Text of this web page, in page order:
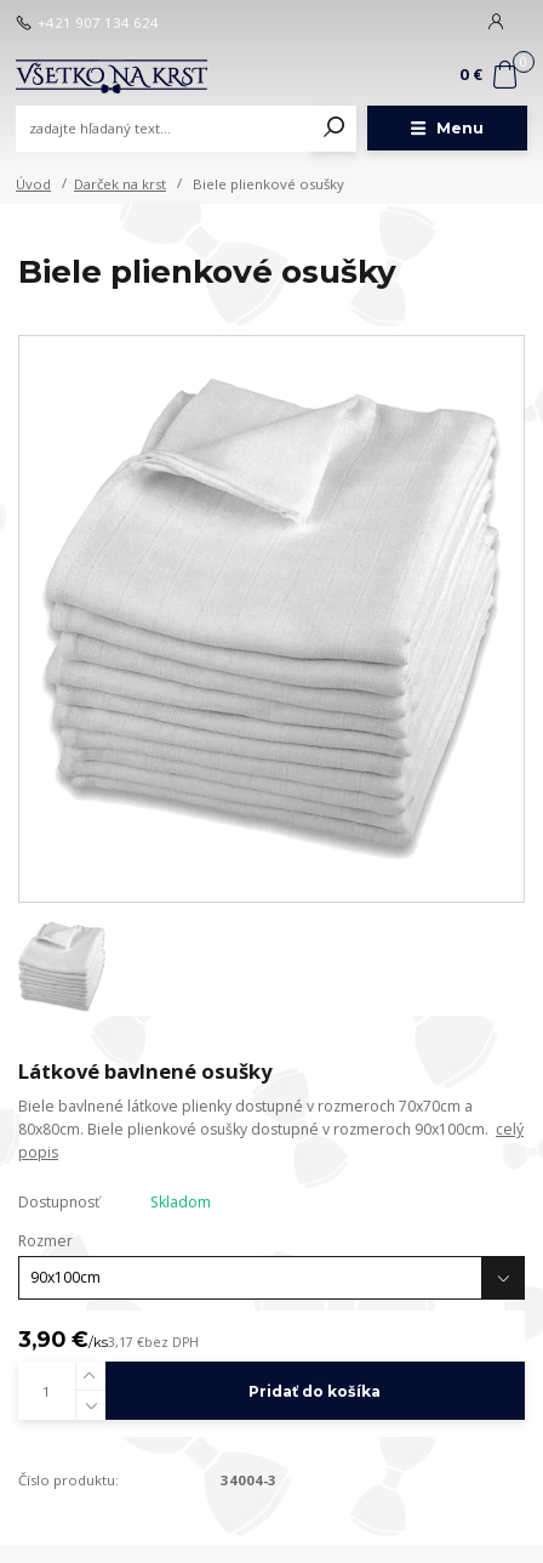
Menu
+421 907 134 624
0
0 €
Úvod Darček na krst Biele plienkové osušky
Biele plienkové osušky
Látkové bavlnené osušky
Biele bavlnené látkove plienky dostupné v rozmeroch 70x70cm a
80x80cm. Biele plienkové osušky dostupné v rozmeroch 90x100cm. celý
popis
Dostupnosť
Skladom
Rozmer
3,90 €/ks3,17 €bez DPH
Pridať do košíka
Číslo produktu: 34004-3